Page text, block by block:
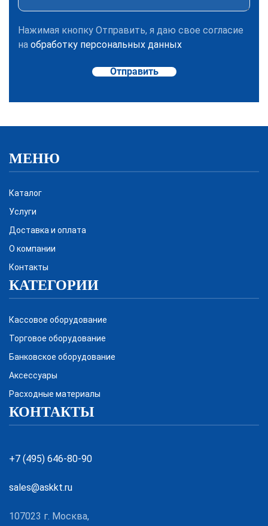
Нажимая кнопку Отправить, я даю свое согласие
на обработку персональных данных
Отправить
МЕНЮ
Каталог
Услуги
Доставка и оплата
О компании
Контакты
КАТЕГОРИИ
Кассовое оборудование
Торговое оборудование
Банковское оборудование
Аксессуары
Расходные материалы
КОНТАКТЫ
+7 (495) 646-80-90
sales@askkt.ru
107023 г. Москва,